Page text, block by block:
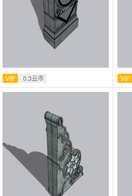
VIP 0.3云币 VIP